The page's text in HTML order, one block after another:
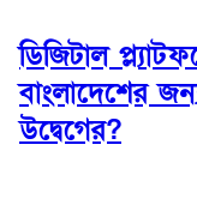
ডিজিটাল
বাংলাদেশের
উদ্বেগের?